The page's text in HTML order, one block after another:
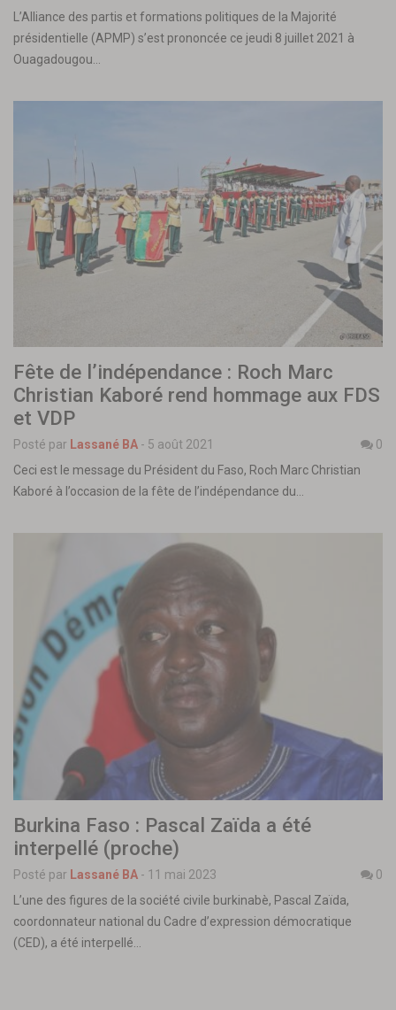
L’Alliance des partis et formations politiques de la Majorité
présidentielle (APMP) s’est prononcée ce jeudi 8 juillet 2021 à
Ouagadougou…
Fête de l’indépendance : Roch Marc
Christian Kaboré rend hommage aux FDS
et VDP
Posté par Lassané BA - 5 août 2021
0
Ceci est le message du Président du Faso, Roch Marc Christian
Kaboré à l’occasion de la fête de l’indépendance du…
Burkina Faso : Pascal Zaïda a été
interpellé (proche)
Posté par Lassané BA - 11 mai 2023
0
L’une des figures de la société civile burkinabè, Pascal Zaïda,
coordonnateur national du Cadre d’expression démocratique
(CED), a été interpellé…